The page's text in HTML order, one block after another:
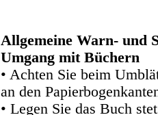
Allgemeine Warn- und
Umgang mit Büchern
• Achten Sie beim
an den
• Legen Sie das Buch